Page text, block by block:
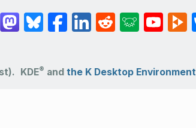
KDE® and the K Desktop Environment